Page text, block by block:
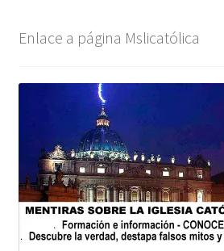
Enlace a página Mslicatólica